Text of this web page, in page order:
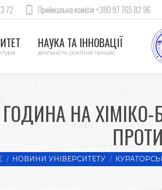
72 Приймальна комісія +380 97 765 82 96
НАУКА ТА ІННОВАЦІЇ
діяльність, освітній процес
НА
here:
НОВИНИ УНІВЕРСИТЕТУ